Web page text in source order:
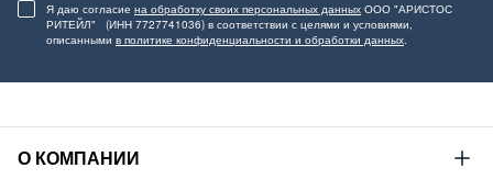
Я даю согласие на обработку своих персональных данных ООО "АРИСТОС
РИТЕЙЛ" (ИНН 7727741036) в соответствии с целями и условиями,
описанными в политике конфиденциальности и обработки данных.
О КОМПАНИИ